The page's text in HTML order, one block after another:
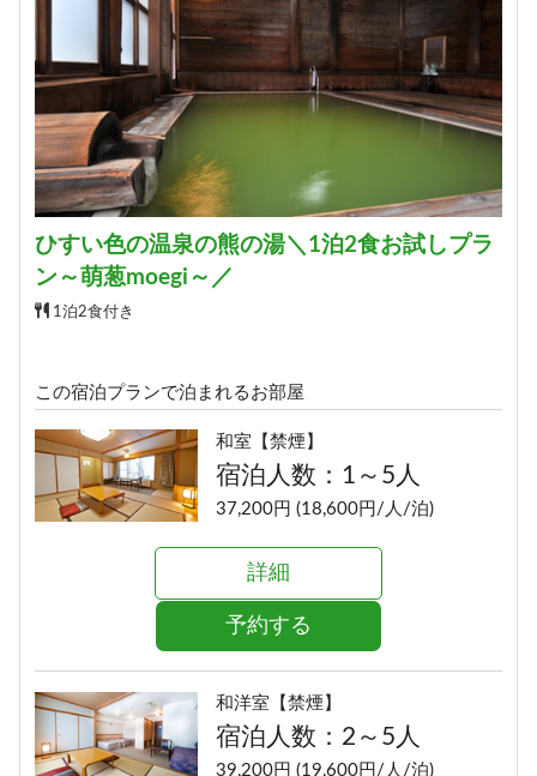
ひすい色の温泉の熊の湯＼1泊2食お試しプラ
ン～萌葱moegi～／
1泊2食付き
この宿泊プランで泊まれるお部屋
和室【禁煙】
宿泊人数：1～5人
37,200円 (18,600円/人/泊)
詳細
予約する
和洋室【禁煙】
宿泊人数：2～5人
39,200円 (19,600円/人/泊)